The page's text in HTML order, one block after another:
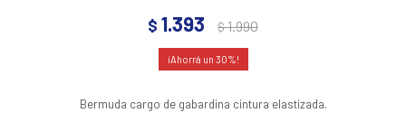
$ 1.393 $1.990
30
Bermuda cargo de gabardina cintura elastizada.